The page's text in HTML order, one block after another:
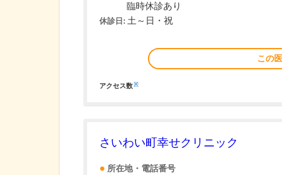
臨時休診あり
休診日: 土～日・祝
この
アクセス数※
さいわい町幸せクリニック
所在地・電話番号